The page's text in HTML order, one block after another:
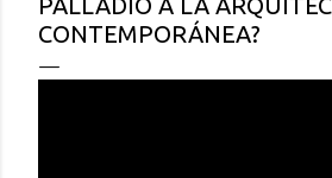
CONTEMPORÁNEA?